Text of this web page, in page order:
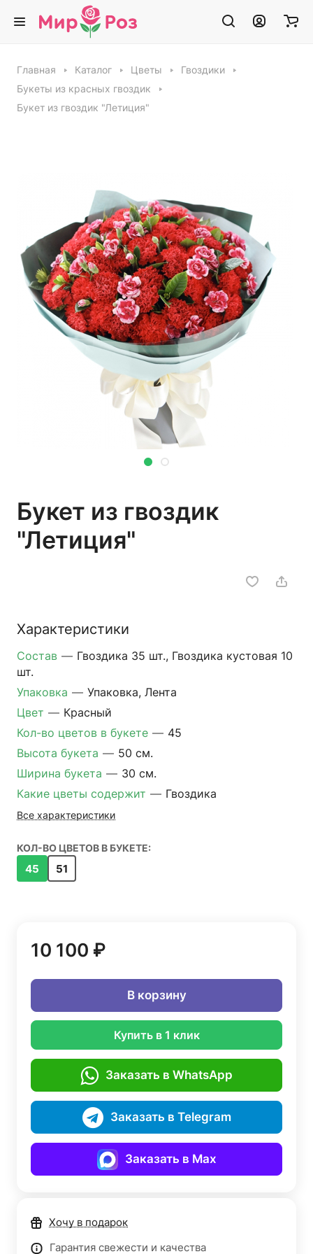
Главная Каталог Цветы
Гвоздики
Букеты из красных гвоздик
Букет из гвоздик "Летиция"
Букет из гвоздик
"Летиция"
Характеристики
Состав — Гвоздика 35 шт., Гвоздика кустовая 10
шт.
Упаковка — Упаковка, Лента
Цвет — Красный
Кол-во цветов в букете — 45
Высота букета — 50 см.
Ширина букета — 30 см.
Какие цветы содержит — Гвоздика
Все характеристики
КОЛ-ВО ЦВЕТОВ В БУКЕТЕ:
45 51
10 100 ₽
В корзину
Купить в 1 клик
Заказать в WhatsApp
Заказать в Telegram
Заказать в Max
Хочу в подарок
Гарантия свежести и качества